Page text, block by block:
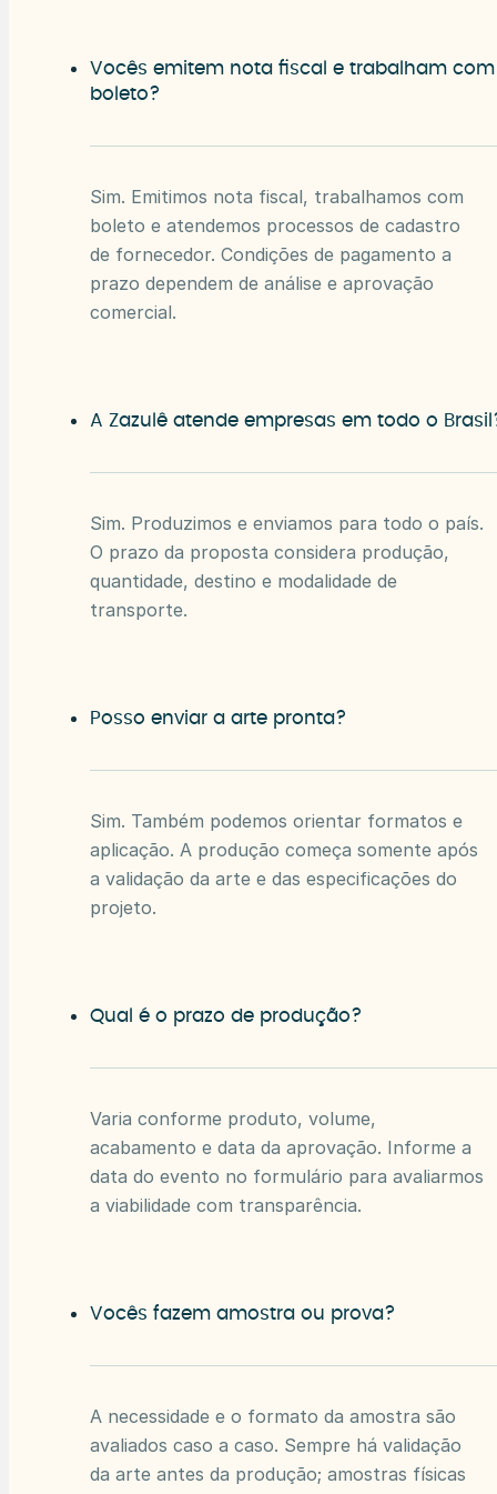
Vocês emitem nota fiscal e trabalham com
boleto?
Sim. Emitimos nota fiscal, trabalhamos com
boleto e atendemos processos de cadastro
de fornecedor. Condições de pagamento a
prazo dependem de análise e aprovação
comercial.
A Zazulê atende empresas em todo o
Sim. Produzimos e enviamos para todo o país.
O prazo da proposta considera produção,
quantidade, destino e modalidade de
transporte.
Posso enviar a arte pronta?
Sim. Também podemos orientar formatos e
aplicação. A produção começa somente após
a validação da arte e das especificações do
projeto.
Qual é o prazo de produção?
Varia conforme produto, volume,
acabamento e data da aprovação. Informe a
data do evento no formulário para avaliarmos
a viabilidade com transparência.
Vocês fazem amostra ou prova?
A necessidade e o formato da amostra são
avaliados caso a caso. Sempre há validação
da arte antes da produção; amostras físicas